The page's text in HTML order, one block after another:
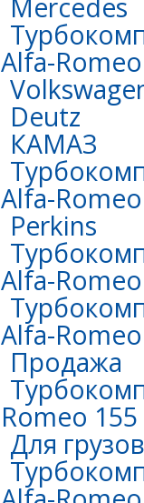
Mercedes
Alfa-
Deutz
КАМАЗ
Alfa-
Perkins
Alfa-
Alfa-
Продажа
Romeo
Для